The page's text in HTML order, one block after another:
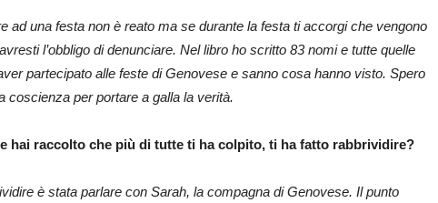
ad una festa non è reato ma se durante la festa ti accorgi che vengono
l’obbligo di denunciare. Nel libro ho scritto 83 nomi e tutte quelle
partecipato alle feste di Genovese e sanno cosa hanno visto. Spero
coscienza per portare a galla la verità.
hai raccolto che più di tutte ti ha colpito, ti ha fatto rabbrividire?
è stata parlare con Sarah, la compagna di Genovese. Il punto